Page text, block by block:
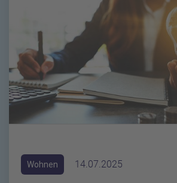
Wohnen 14.07.2025